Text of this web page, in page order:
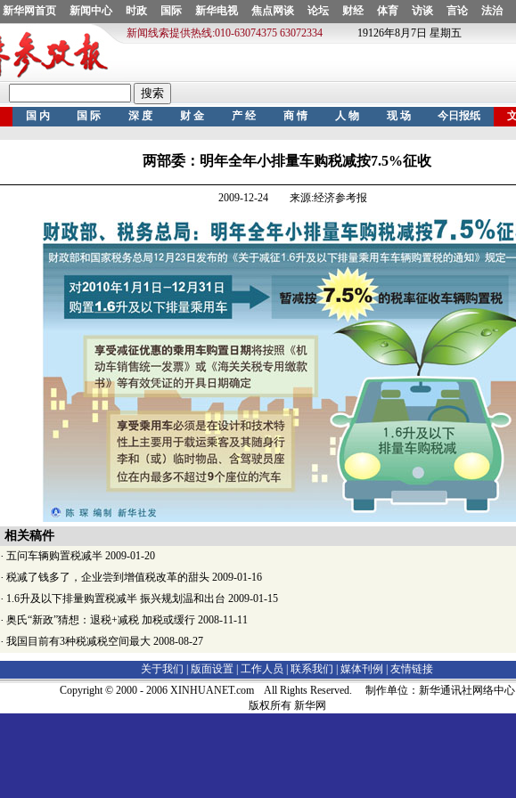
两部委：明年全年小排量车购税减按7.5%征收
2009-12-24 来源:经济参考报
相关稿件
· 五问车辆购置税减半 2009-01-20
· 税减了钱多了，企业尝到增值税改革的甜头 2009-01-16
· 1.6升及以下排量购置税减半 振兴规划温和出台 2009-01-15
· 奥氏“新政”猜想：退税+减税 加税或缓行 2008-11-11
· 我国目前有3种税减税空间最大 2008-08-27
关于我们 | 版面设置 工作人员 联系我们 媒体刊例
友情链接
Copyright © 2000 - 2006 XINHUANET.com All Rights Reserved. 制作单位：新华通讯社网络中心
版权所有 新华网